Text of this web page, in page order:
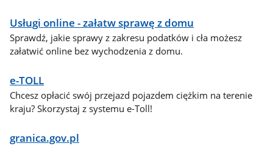
Usługi online - załatw sprawę z domu
Sprawdź, jakie sprawy z zakresu podatków i cła możesz
załatwić online bez wychodzenia z domu.
e-TOLL
Chcesz opłacić swój przejazd pojazdem ciężkim na terenie
kraju? Skorzystaj z systemu e-Toll!
granica.gov.pl